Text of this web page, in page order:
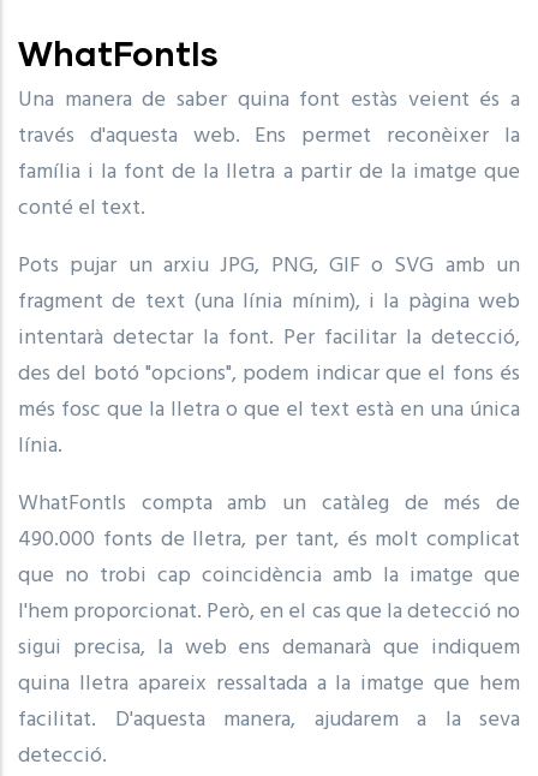
WhatFontIs
Una manera de saber quina font estàs veient és a
través d'aquesta web. Ens permet reconèixer la
família i la font de la lletra a partir de la imatge que
conté el text.
Pots pujar un arxiu JPG, PNG, GIF o SVG amb un
fragment de text (una línia mínim), i la pàgina web
intentarà detectar la font. Per facilitar la detecció,
des del botó "opcions", podem indicar que el fons és
més fosc que la lletra o que el text està en una única
línia.
WhatFontIs compta amb un catàleg de més de
490.000 fonts de lletra, per tant, és molt complicat
que no trobi cap coincidència amb la imatge que
l'hem proporcionat. Però, en el cas que la detecció no
sigui precisa, la web ens demanarà que indiquem
quina lletra apareix ressaltada a la imatge que hem
facilitat. D'aquesta manera, ajudarem a la seva
detecció.